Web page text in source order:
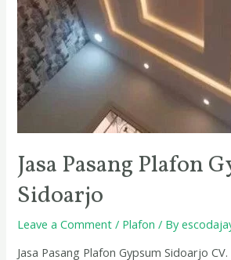
Jasa Pasang Plafon
Sidoarjo
Leave a Comment / Plafon / By
Jasa Pasang Plafon Gypsum Sidoarjo CV.